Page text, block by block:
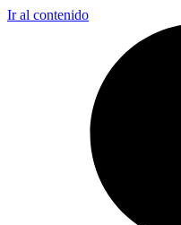
Ir al contenido